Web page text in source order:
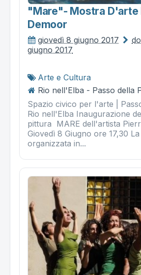
"mare"- Mostra D'arte
Demoor
giovedì 8 giugno 2017
giugno 2017
Arte e Cultura
Rio nell'Elba - Passo della
Spazio civico per l'arte |
Rio nell'Elba Inaugurazione
pittura MARE dell'artista
Giovedì 8 Giugno ore 17,30
organizzata in...